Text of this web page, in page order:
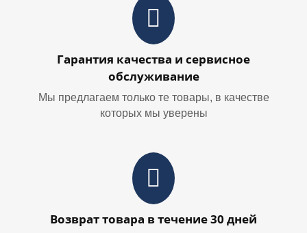
Гарантия качества и сервисное
обслуживание
Мы предлагаем только те товары, в качестве
которых мы уверены
Возврат товара в течение 30 дней